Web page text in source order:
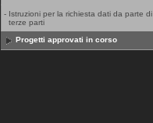
- Istruzioni per la richiesta dati da parte di
terze parti
Progetti approvati in corso